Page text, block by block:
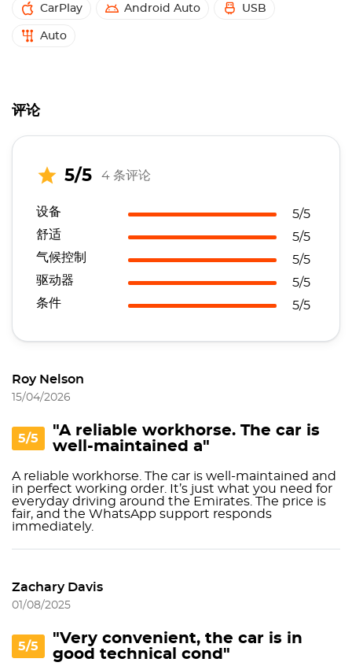
CarPlay Android Auto USB
Auto
评论
5/5 4 条评论
设备
5/5
舒适
5/5
气候控制
5/5
驱动器
5/5
条件
5/5
Roy Nelson
15/04/2026
5/5
"A reliable workhorse. The car is
well-maintained a"
A reliable workhorse. The car is well-maintained and
in perfect working order. It’s just what you need for
everyday driving around the Emirates. The price is
fair, and the WhatsApp support responds
immediately.
Zachary Davis
01/08/2025
5/5
"Very convenient, the car is in
good technical cond"